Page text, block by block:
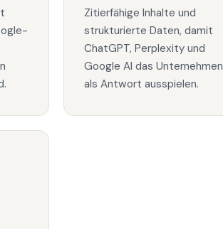
Zitierfähige Inhalte und
strukturierte Daten, damit
ChatGPT, Perplexity und
Google AI das Unternehmen
als Antwort ausspielen.